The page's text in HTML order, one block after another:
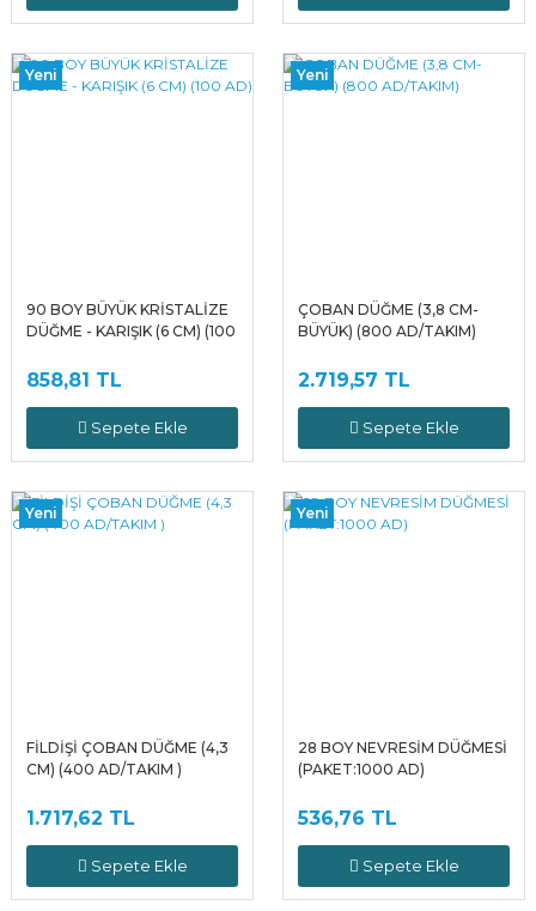
Yeni
90 BOY BÜYÜK KRİSTALİZE
DÜĞME - KARIŞIK (6 CM) (100
858,81 TL
Sepete Ekle
Yeni
ÇOBAN DÜĞME (3,8 CM-
BÜYÜK) (800 AD/TAKIM)
2.719,57 TL
Sepete Ekle
Yeni
FİLDİŞİ ÇOBAN DÜĞME (4,3
CM) (400 AD/TAKIM )
1.717,62 TL
Sepete Ekle
Yeni
28 BOY NEVRESİM DÜĞMESİ
(PAKET:1000 AD)
536,76 TL
Sepete Ekle